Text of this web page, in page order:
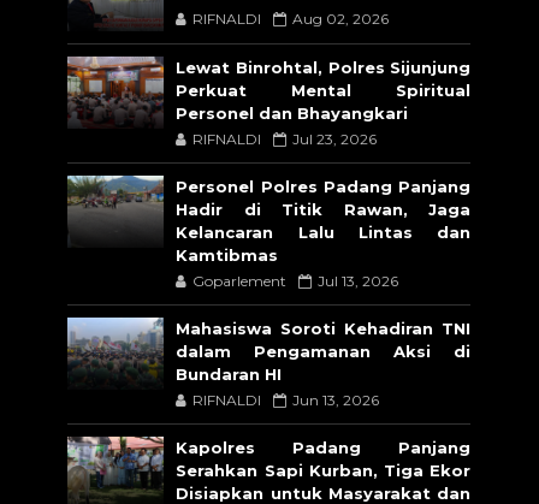
RIFNALDI Aug 02, 2026
Lewat Binrohtal, Polres Sijunjung
Perkuat Mental Spiritual
Personel dan Bhayangkari
RIFNALDI Jul 23, 2026
Personel Polres Padang Panjang
Hadir di Titik Rawan, Jaga
Kelancaran Lalu Lintas dan
Kamtibmas
Goparlement Jul 13, 2026
Mahasiswa Soroti Kehadiran TNI
dalam Pengamanan Aksi di
Bundaran HI
RIFNALDI Jun 13, 2026
Kapolres Padang Panjang
Serahkan Sapi Kurban, Tiga Ekor
Disiapkan untuk Masyarakat dan